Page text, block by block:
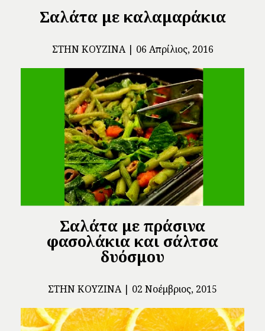
Σαλάτα με καλαμαράκια
ΣΤΗΝ ΚΟΥΖΊΝΑ 06 Απρίλιος, 2016
Σαλάτα με πράσινα
φασολάκια και σάλτσα
δυόσμου
ΣΤΗΝ ΚΟΥΖΊΝΑ 02 Νοέμβριος, 2015